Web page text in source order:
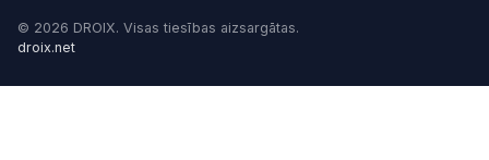
© 2026 DROIX. Visas tiesības aizsargātas.
droix.net